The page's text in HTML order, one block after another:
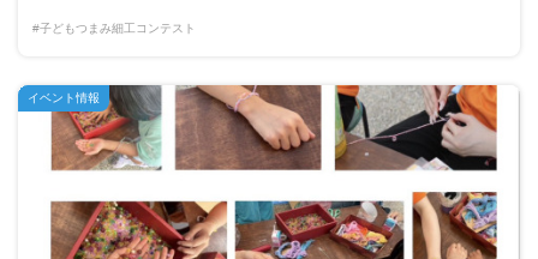
#子どもつまみ細工コンテスト
イベント情報